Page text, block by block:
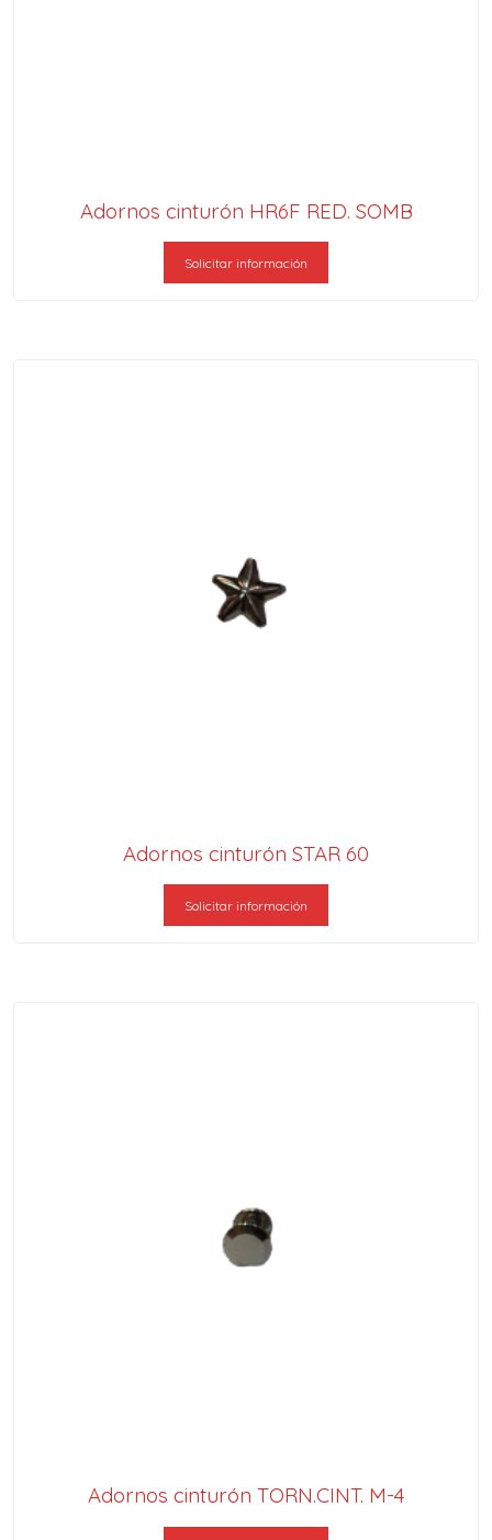
Adornos cinturón HR6F RED. SOMB
Solicitar información
Adornos cinturón STAR 60
Solicitar información
Adornos cinturón TORN.CINT. M-4